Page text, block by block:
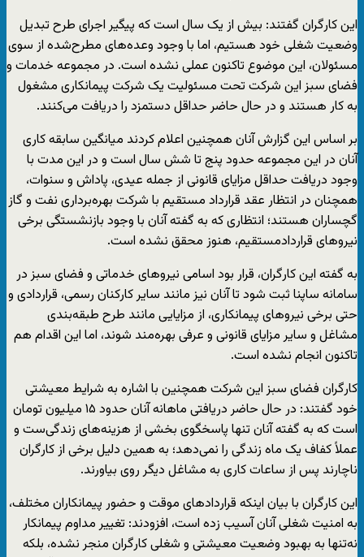
این کارگران گفتند: بیش از یک سال است که پیگیر اجرای طرح تبدیل
وضعیت شغلی خود هستیم، اما با وجود وعده‌های مطرح‌شده از سوی
مسئولان، این موضوع تاکنون عملی نشده است. در مجموعه خدمات و
فضای سبز این شرکت تحت مسئولیت یک شرکت پیمانکاری مشغول
به کار هستند و در حال حاضر حداقل دستمزد را دریافت می‌کنند.
بر اساس این گزارش آنان همچنین اعلام کردند میانگین سابقه کاری
آنان در این مجموعه حدود پنج تا شش سال است و در این مدت با
وجود دریافت حداقل مزایای قانونی از جمله عیدی، پاداش و سنوات،
همچنان در انتظار عقد قرارداد مستقیم با شرکت بهره‌برداری نفت و گاز
گچساران هستند؛ انتظاری که به گفته آنان با وجود بازنشستگی برخی
نیروهای قراردادمستقیم، هنوز محقق نشده است.
به گفته این کارگران، قرار بود اسامی نیروهای خدماتی و فضای سبز در
سامانه ساپنا ثبت شود تا آنان نیز مانند سایر کارکنان رسمی، قراردادی و
حتی برخی نیروهای پیمانکاری، از مزایایی مانند طرح طبقه‌بندی
مشاغل و سایر مزایای قانونی و عرفی بهره‌مند شوند، اما این اقدام هم
تاکنون انجام نشده است.
کارگران فضای سبز این شرکت همچنین با اشاره به شرایط معیشتی
خود گفتند: در حال حاضر دریافتی ماهانه آنان حدود ۱۵ میلیون تومان
است که به گفته آنان تنها پاسخگوی بخشی از هزینه‌های زندگی‌ست و
عملاً کفاف یک ماه زندگی را نمی‌دهد؛ به همین دلیل برخی از کارگران
ناچارند پس از ساعات کاری به مشاغل دیگر روی بیاورند.
این کارگران با بیان اینکه قراردادهای موقت و حضور پیمانکاران مختلف،
به امنیت شغلی آنان آسیب زده است، افزودند: تغییر مداوم پیمانکار
نه‌تنها به بهبود وضعیت معیشتی و شغلی کارگران منجر نشده، بلکه